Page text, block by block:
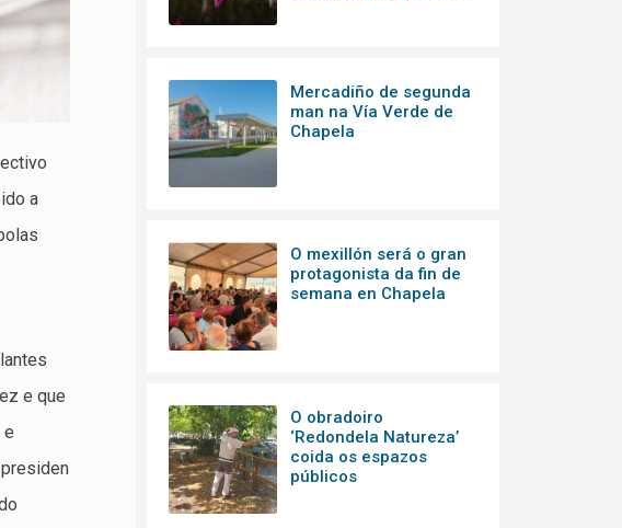
a
e que
e
Mercadiño de segunda
man na Vía Verde de
Chapela
O mexillón será o gran
protagonista da fin de
semana en Chapela
O obradoiro
‘Redondela Natureza’
coida os espazos
públicos